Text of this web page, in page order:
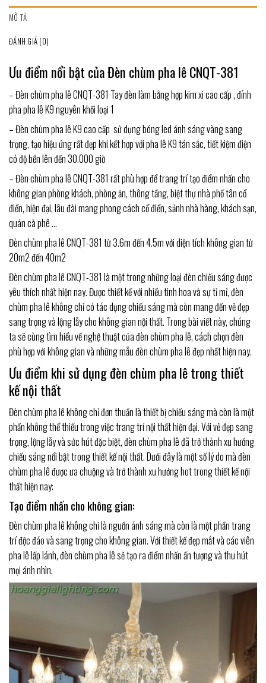
MÔ TẢ
ĐÁNH GIÁ (0)
Ưu điểm nổi bật của Đèn chùm pha lê CNQT-381
– Đèn chùm pha lê CNQT-381 Tay đèn làm bằng hợp kim xi cao cấp , đính
pha pha lê K9 nguyên khối loại 1
– Đèn chùm pha lê K9 cao cấp sử dụng bóng led ánh sáng vàng sang
trọng, tạo hiệu ứng rất đẹp khi kết hợp với pha lê K9 tán sắc, tiết kiệm điện
có độ bền lên đến 30.000 giờ
– Đèn chùm pha lê CNQT-381 rất phù hợp để trang trí tạo điểm nhấn cho
không gian phòng khách, phòng ăn, thông tầng, biệt thự nhà phố tân cổ
điển, hiện đại, lâu đài mang phong cách cổ điển, sảnh nhà hàng, khách sạn,
quán cà phê …
Đèn chùm pha lê CNQT-381 từ 3.6m đến 4.5m với diện tích không gian từ
20m2 đến 40m2
Đèn chùm pha lê CNQT-381 là một trong những loại đèn chiếu sáng được
yêu thích nhất hiện nay. Được thiết kế với nhiều tinh hoa và sự tỉ mỉ, đèn
chùm pha lê không chỉ có tác dụng chiếu sáng mà còn mang đến vẻ đẹp
sang trọng và lộng lẫy cho không gian nội thất. Trong bài viết này, chúng
ta sẽ cùng tìm hiểu về nghệ thuật của đèn chùm pha lê, cách chọn đèn
phù hợp với không gian và những mẫu đèn chùm pha lê đẹp nhất hiện nay.
Ưu điểm khi sử dụng đèn chùm pha lê trong thiết
kế nội thất
Đèn chùm pha lê không chỉ đơn thuần là thiết bị chiếu sáng mà còn là một
phần không thể thiếu trong việc trang trí nội thất hiện đại. Với vẻ đẹp sang
trọng, lộng lẫy và sức hút đặc biệt, đèn chùm pha lê đã trở thành xu hướng
chiếu sáng nổi bật trong thiết kế nội thất. Dưới đây là một số lý do mà đèn
chùm pha lê được ưa chuộng và trở thành xu hướng hot trong thiết kế nội
thất hiện nay:
Tạo điểm nhấn cho không gian:
Đèn chùm pha lê không chỉ là nguồn ánh sáng mà còn là một phần trang
trí độc đáo và sang trọng cho không gian. Với thiết kế đẹp mắt và các viên
pha lê lấp lánh, đèn chùm pha lê sẽ tạo ra điểm nhấn ấn tượng và thu hút
mọi ánh nhìn.